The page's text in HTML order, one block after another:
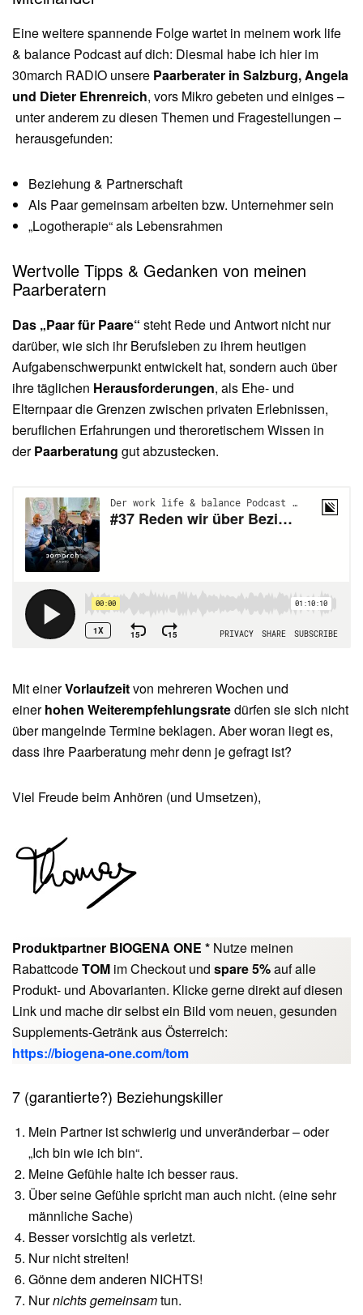
Eine weitere spannende Folge wartet in meinem work life
& balance Podcast auf dich: Diesmal habe ich hier im
30march RADIO unsere Paarberater in Salzburg, Angela
und Dieter Ehrenreich, vors Mikro gebeten und einiges –
unter anderem zu diesen Themen und Fragestellungen –
herausgefunden:
Beziehung & Partnerschaft
Als Paar gemeinsam arbeiten bzw. Unternehmer sein
„Logotherapie“ als Lebensrahmen
Wertvolle Tipps & Gedanken von meinen
Paarberatern
Das „Paar für Paare“ steht Rede und Antwort nicht nur
darüber, wie sich ihr Berufsleben zu ihrem heutigen
Aufgabenschwerpunkt entwickelt hat, sondern auch über
ihre täglichen Herausforderungen, als Ehe- und
Elternpaar die Grenzen zwischen privaten Erlebnissen,
beruflichen Erfahrungen und theroretischem Wissen in
derPaarberatung gut abzustecken.
Mit einerVorlaufzeitvon mehreren Wochen und
einerhohen Weiterempfehlungsratedürfen sie sich nicht
über mangelnde Termine beklagen. Aber woran liegt es,
dass ihre Paarberatung mehr denn je gefragt ist?
Viel Freude beim Anhören (und Umsetzen),
Produktpartner BIOGENA ONE * Nutze meinen
RabattcodeTOM im Checkout und spare 5%auf alle
Produkt- und Abovarianten. Klicke gerne direkt auf diesen
Link und mache dir selbst ein Bild vom neuen, gesunden
Supplements-Getränk aus Österreich:
https://biogena-one.com/tom
7 (garantierte?) Beziehungskiller
Mein Partner ist schwierig und unveränderbar – oder
„Ich bin wie ich bin“.​
Meine Gefühle halte ich besser raus.
​Über seine Gefühle spricht man auch nicht. (eine sehr
männliche Sache)
Besser vorsichtig als verletzt.
Nur nicht streiten!
Gönne dem anderen NICHTS!
Nurnichts gemeinsamtun.